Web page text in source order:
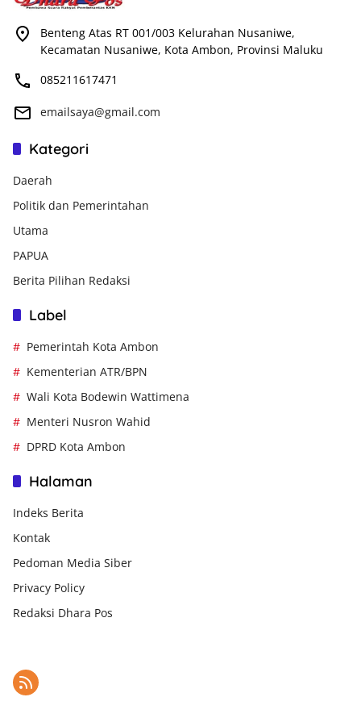
Benteng Atas RT 001/003 Kelurahan Nusaniwe,
Kecamatan Nusaniwe, Kota Ambon, Provinsi Maluku
085211617471
emailsaya@gmail.com
Kategori
Daerah
Politik dan Pemerintahan
Utama
PAPUA
Berita Pilihan Redaksi
Label
Pemerintah Kota Ambon
Kementerian ATR/BPN
Wali Kota Bodewin Wattimena
Menteri Nusron Wahid
DPRD Kota Ambon
Halaman
Indeks Berita
Kontak
Pedoman Media Siber
Privacy Policy
Redaksi Dhara Pos